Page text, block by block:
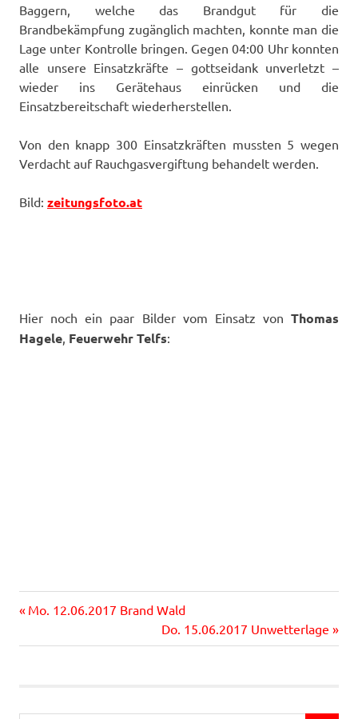
Baggern, welche das Brandgut für die
Brandbekämpfung zugänglich machten, konnte man die
Lage unter Kontrolle bringen. Gegen 04:00 Uhr konnten
alle unsere Einsatzkräfte – gottseidank unverletzt –
wieder ins Gerätehaus einrücken und die
Einsatzbereitschaft wiederherstellen.
Von den knapp 300 Einsatzkräften mussten 5 wegen
Verdacht auf Rauchgasvergiftung behandelt werden.
Bild: zeitungsfoto.at
Hier noch ein paar Bilder vom Einsatz von Thomas
Hagele Feuerwehr Telfs:
Beitragsnavigation
Vorheriger
Mo. 12.06.2017 Brand Wald
Nächster
Beitrag:
Do. 15.06.2017 Unwetterlage